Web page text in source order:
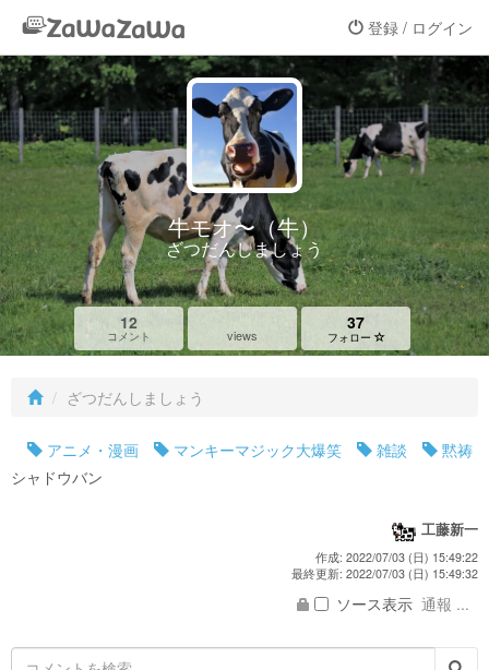
登録 / ログイン
牛モオ〜（牛）
ざつだんしましょう
12
コメント views
37
フォロー
ざつだんしましょう
アニメ・漫画 マンキーマジック大爆笑 雑談
黙祷
シャドウバン
工藤新一
作成: 2022/07/03 (日) 15:49:22
最終更新: 2022/07/03 (日) 15:49:32
ソース表示 通報 ...